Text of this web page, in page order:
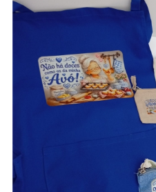
aventais / Sacos /
porta-moedas dia